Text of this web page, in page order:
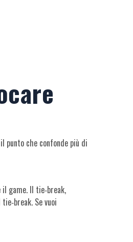
punto che confonde più di
game. Il tie‑break,
Se vuoi